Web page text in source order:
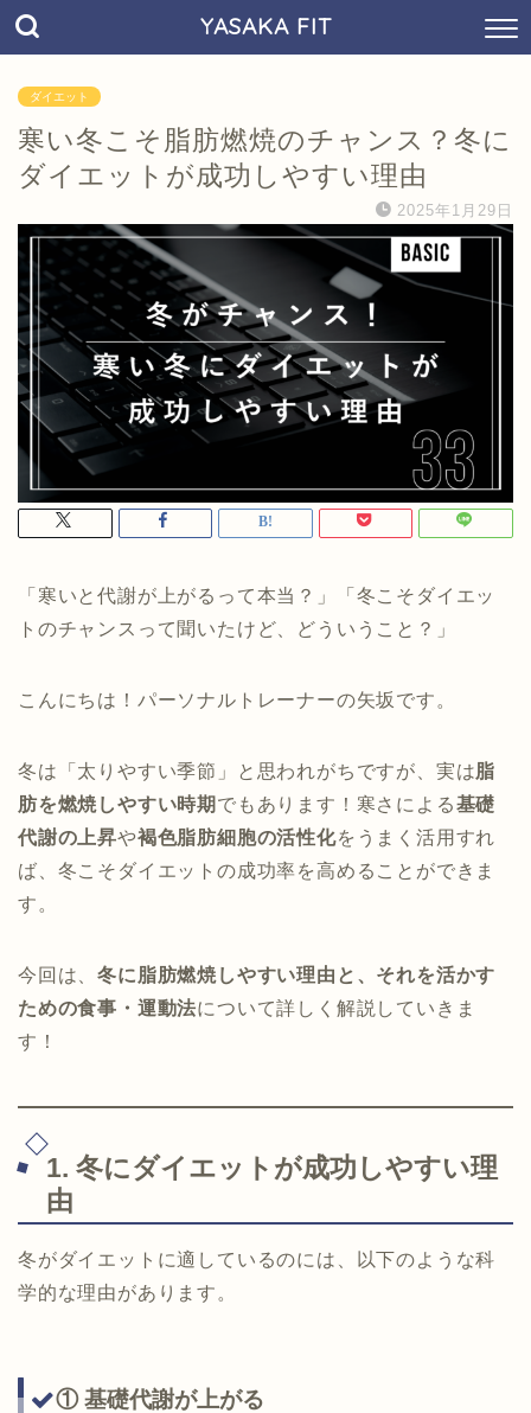
YASAKA FIT
ダイエット
寒い冬こそ脂肪燃焼のチャンス？冬に
ダイエットが成功しやすい理由
2025年1月29日
「寒いと代謝が上がるって本当？」「冬こそダイエッ
トのチャンスって聞いたけど、どういうこと？」
こんにちは！パーソナルトレーナーの矢坂です。
冬は「太りやすい季節」と思われがちですが、実は脂
肪を燃焼しやすい時期 でもあります！寒さによる基礎
代謝の上昇や褐色脂肪細胞の活性化をうまく活用すれ
ば、冬こそダイエットの成功率を高めることができま
す。
今回は、冬に脂肪燃焼しやすい理由と、それを活かす
ための食事・運動法について詳しく解説していきま
す！
1. 冬にダイエットが成功しやすい理
由
冬がダイエットに適しているのには、以下のような科
学的な理由があります。
① 基礎代謝が上がる